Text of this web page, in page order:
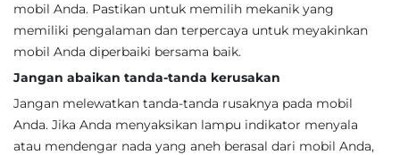
mobil Anda. Pastikan untuk memilih mekanik yang
memiliki pengalaman dan terpercaya untuk meyakinkan
mobil Anda diperbaiki bersama baik.
Jangan abaikan tanda-tanda kerusakan
Jangan melewatkan tanda-tanda rusaknya pada mobil
Anda. Jika Anda menyaksikan lampu indikator menyala
atau mendengar nada yang aneh berasal dari mobil Anda,